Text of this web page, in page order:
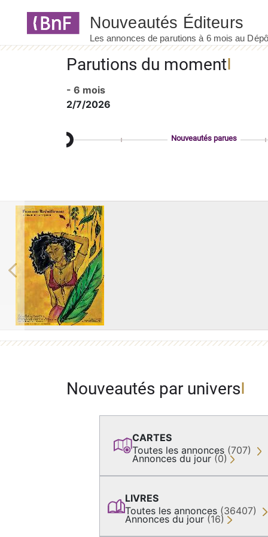
Parutions du moment
- 6 mois
2/7/2026
Nouveautés parues
Previous
Nouveautés par univers
CARTES
Toutes les annonces (707)
Annonces du jour (0)
LIVRES
Toutes les annonces (36407)
Annonces du jour (16)